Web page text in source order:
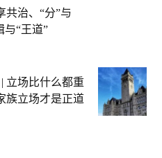
共治、“分”与
与“王道”
| 立场比什么都重
族立场才是正道